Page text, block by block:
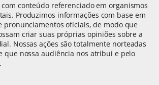
conteúdo referenciado em organismos
Produzimos informações com base em
pronunciamentos oficiais, de modo que
criar suas próprias opiniões sobre a
Nossas ações são totalmente norteadas
que nossa audiência nos atribui e pelo